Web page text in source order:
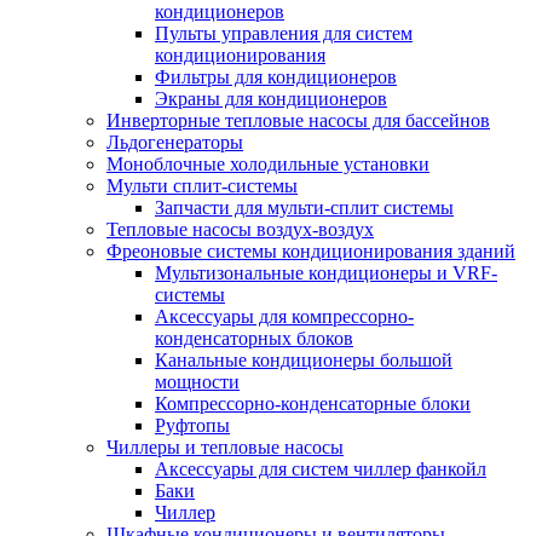
кондиционеров
Пульты управления для систем
кондиционирования
Фильтры для кондиционеров
Экраны для кондиционеров
Инверторные тепловые насосы для бассейнов
Льдогенераторы
Моноблочные холодильные установки
Мульти сплит-системы
Запчасти для мульти-сплит системы
Тепловые насосы воздух-воздух
Фреоновые системы кондиционирования зданий
Мультизональные кондиционеры и VRF-
системы
Аксессуары для компрессорно-
конденсаторных блоков
Канальные кондиционеры большой
мощности
Компрессорно-конденсаторные блоки
Руфтопы
Чиллеры и тепловые насосы
Аксессуары для систем чиллер фанкойл
Баки
Чиллер